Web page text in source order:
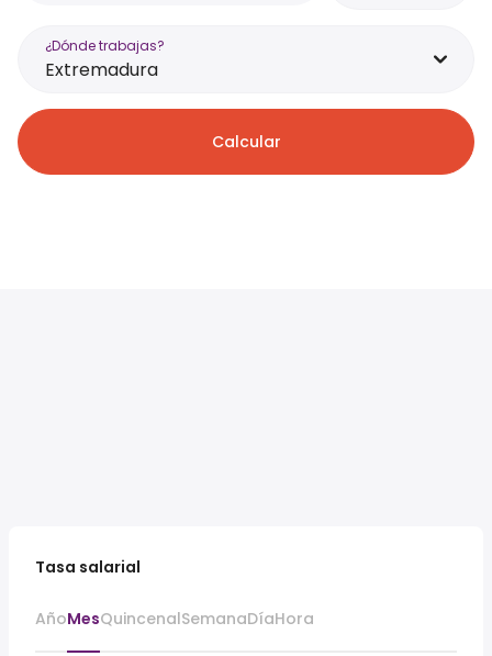
¿Dónde trabajas?
Extremadura
Calcular
Tasa salarial
AñoMesQuincenalSemanaDíaHora